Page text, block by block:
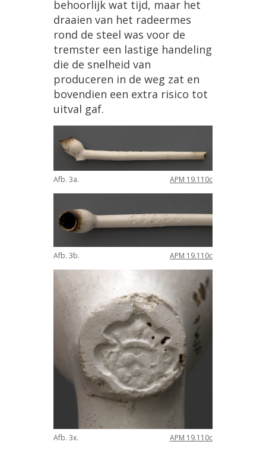
behoorlijk wat tijd, maar het
draaien van het radeermes
rond de steel was voor de
tremster een lastige handeling
die de snelheid van
produceren in de weg zat en
bovendien een extra risico tot
uitval gaf.
Afb. 3a. APM 19.110c
Afb. 3b. APM 19.110c
Afb. 3x. APM 19.110c